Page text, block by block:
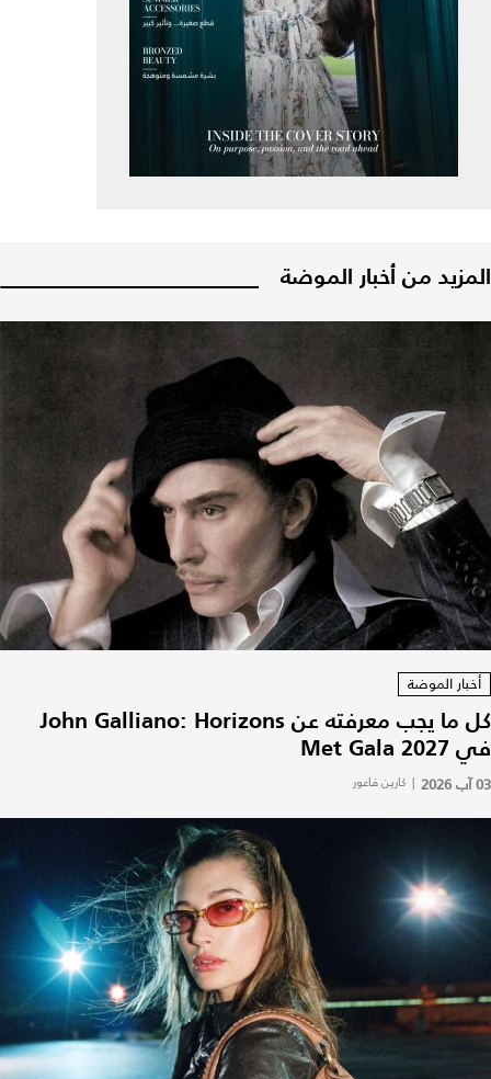
المزيد من أخبار الموضة
أخبار الموضة
كل ما يجب معرفته عن John Galliano: Horizons
في Met Gala 2027
03 آب 2026 | كارين فاعور